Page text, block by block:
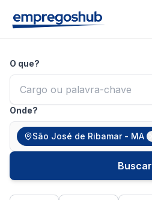
O que?
Onde?
São José de Ribamar - MA
Buscar